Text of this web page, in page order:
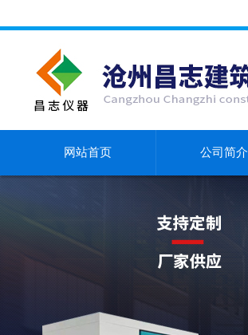
网站首页 公司简介